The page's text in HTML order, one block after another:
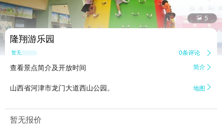
 5
隆翔游乐园
暂无点评 0条评论 
查看景点简介及开放时间 简介 
山西省河津市龙门大道西山公园。 地图 
暂无报价